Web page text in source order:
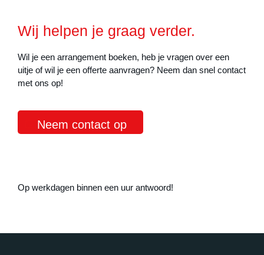
Wij helpen je graag verder.
Wil je een arrangement boeken, heb je vragen over een
uitje of wil je een offerte aanvragen? Neem dan snel contact
met ons op!
Neem contact op
Op werkdagen binnen een uur antwoord!